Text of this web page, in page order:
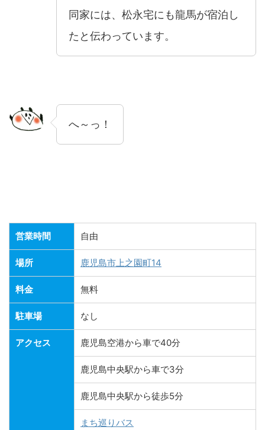
同家には、松永宅にも龍馬が宿泊し
たと伝わっています。
へ～っ！
営業時間 自由
場所 鹿児島市上之園町14
料金 無料
駐車場 なし
アクセス 鹿児島空港から車で40分
鹿児島中央駅から車で3分
鹿児島中央駅から徒歩5分
まち巡りバス